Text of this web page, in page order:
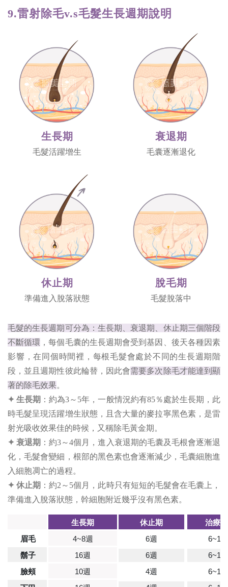
9.雷射除毛v.s毛髮生長週期說明
生長期
毛髮活躍增生
衰退期
毛囊逐漸退化
休止期
準備進入脫落狀態
脫毛期
毛髮脫落中
毛髮的生長週期可分為：生長期、衰退期、休止期三個階段
不斷循環 ，每個毛囊的生長週期會受到基因、後天各種因素
影響，在同個時間裡，每根毛髮會處於不同的生長週期階
段，並且週期性彼此輪替，因此會需要多次除毛才能達到顯
著的除毛效果。​
✦ 生長期 ：約為3～5年，一般情況約有85％處於生長期，此
時毛髮呈現活躍增生狀態，且含大量的麥拉寧黑色素，是雷
射光吸收效果佳的時候，又稱除毛黃金期。
✦ 衰退期 ：約3～4個月，進入衰退期的毛囊及毛根會逐漸退
化，毛髮會變細，根部的黑色素也會逐漸減少，毛囊細胞進
入細胞凋亡的過程。
✦ 休止期 ：約2～5個月，此時只有短短的毛髮會在毛囊上，
準備進入脫落狀態，幹細胞附近幾乎沒有黑色素。
生長期 休止期
治療
眉毛
4~8週 6週
6~12
鬍子
16週 6週
6~12
臉頰
10週 4週
6~12